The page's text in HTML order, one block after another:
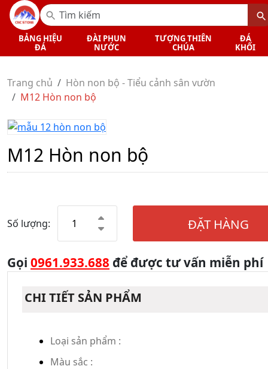
BẢNG HIỆU
ĐÁ
ĐÀI PHUN
NƯỚC
TƯỢNG THIÊN
CHÚA
ĐÁ
KHỐI
Trang chủ
Hòn non bộ - Tiểu cảnh sân vườn
M12 Hòn non bộ
M12 Hòn non bộ
Số lượng: ĐẶT HÀNG
Gọi 0961.933.688 để được tư vấn miễn phí
CHI TIẾT SẢN PHẨM
Loại sản phẩm :
Màu sắc :